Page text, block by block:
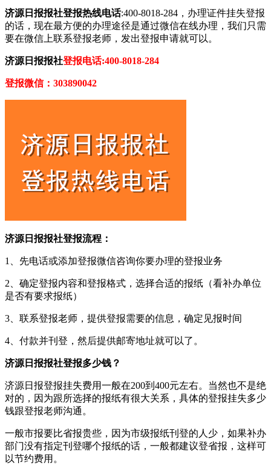
济源日报报社登报热线电话:400-8018-284，办理证件挂失登报
的话，现在最方便的办理途径是通过微信在线办理，我们只需
要在微信上联系登报老师，发出登报申请就可以。
济源日报报社登报电话:400-8018-284
登报微信：303890042
济源日报报社登报流程：
1、先电话或添加登报微信咨询你要办理的登报业务
2、确定登报内容和登报格式，选择合适的报纸（看补办单位
是否有要求报纸）
3、联系登报老师，提供登报需要的信息，确定见报时间
4、付款并刊登，然后提供邮寄地址就可以了。
济源日报报社登报多少钱？
济源日报登报挂失费用一般在200到400元左右。当然也不是绝
对的，因为跟所选择的报纸有很大关系，具体的登报挂失多少
钱跟登报老师沟通。
一般市报要比省报贵些，因为市级报纸刊登的人少，如果补办
部门没有指定刊登哪个报纸的话，一般都建议登省报，这样可
以节约费用。